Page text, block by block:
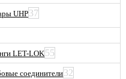
UHP37
LET-LOK55
соединители32